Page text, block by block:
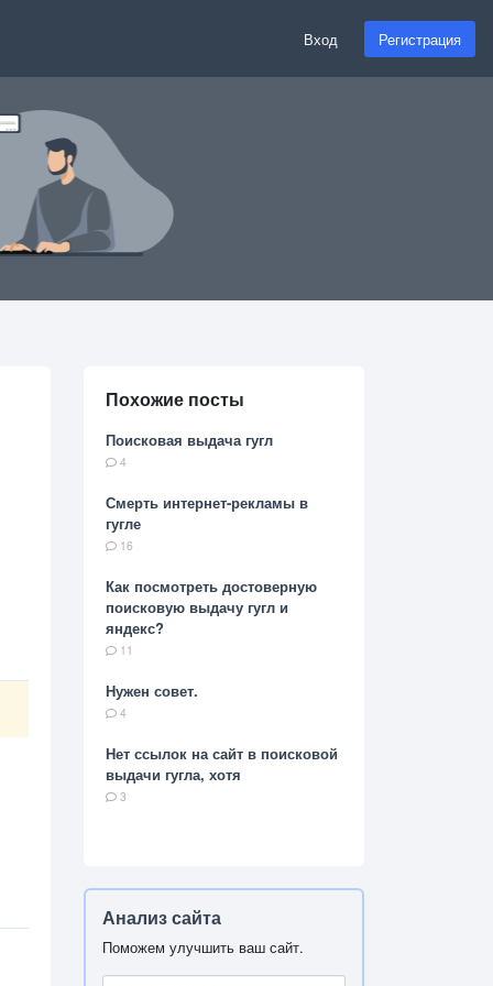
Вход Регистрация
Похожие посты
Поисковая выдача гугл
4
Смерть интернет-рекламы в
гугле
16
Как посмотреть достоверную
поисковую выдачу гугл и
яндекс?
11
Нужен совет.
4
Нет ссылок на сайт в поисковой
выдачи гугла, хотя
3
Анализ сайта
Поможем улучшить ваш сайт.